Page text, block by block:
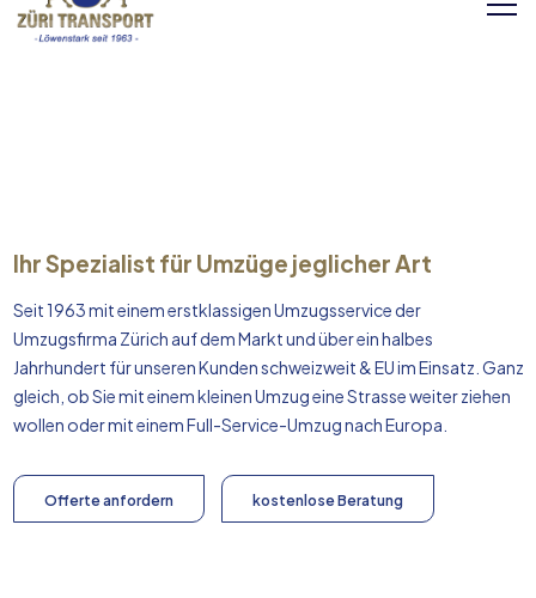
Ihr Spezialist für Umzüge jeglicher Art
Seit 1963 mit einem erstklassigen Umzugsservice der
Umzugsfirma Zürich auf dem Markt und über ein halbes
Jahrhundert für unseren Kunden schweizweit & EU im Einsatz. Ganz
gleich, ob Sie mit einem kleinen Umzug eine Strasse weiter ziehen
wollen oder mit einem Full-Service-Umzug nachEuropa
Offerte anfordern kostenlose Beratung